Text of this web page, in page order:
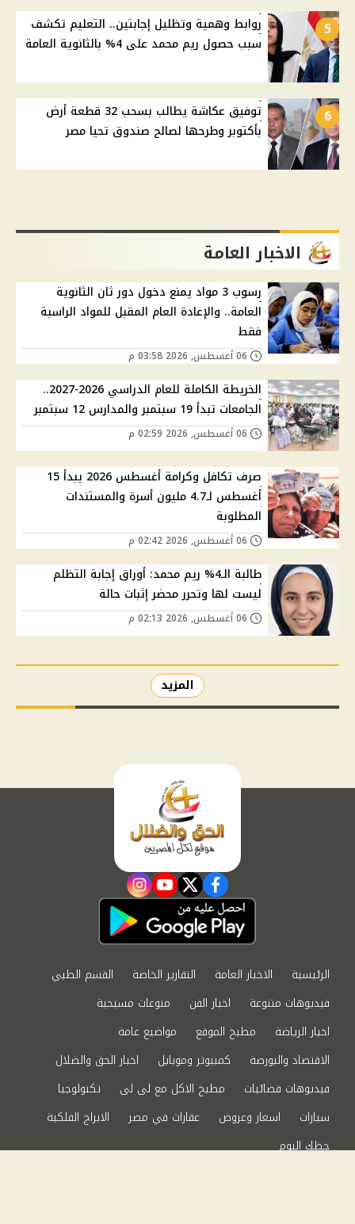
5
روابط وهمية وتظليل إجابتين.. التعليم تكشف
سبب حصول ريم محمد على 4% بالثانوية العامة
6
توفيق عكاشة يطالب بسحب 32 قطعة أرض
بأكتوبر وطرحها لصالح صندوق تحيا مصر
الاخبار العامة
رسوب 3 مواد يمنع دخول دور ثان الثانوية
العامة.. والإعادة العام المقبل للمواد الراسبة
فقط
الخريطة الكاملة للعام الدراسي 2026-2027..
الجامعات تبدأ 19 سبتمبر والمدارس 12 سبتمبر
صرف تكافل وكرامة أغسطس 2026 يبدأ 15
أغسطس لـ4.7 مليون أسرة والمستندات
المطلوبة
طالبة الـ4% ريم محمد: أوراق إجابة التظلم
ليست لها وتحرر محضر إثبات حالة
المزيد
facebook
twitter
youtube
instagram
الرئيسية الاخبار العامة التقارير الخاصة
القسم الطبي
فيديوهات متنوعة
اخبار الفن
منوعات مسيحية
اخبار الرياضة
مطبخ الموقع
مواضيع عامة
الاقتصاد والبورصة
كمبيوتر وموبايل
اخبار الحق والضلال
فيديوهات فضائيات
مطبخ الاكل مع لى لى
تكنولوجيا
سيارات
اسعار وعروض عقارات في مصر
الابراج الفلكية
حظك اليوم